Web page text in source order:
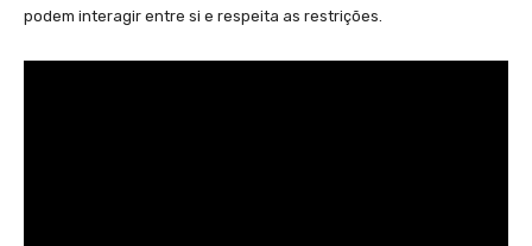
podem interagir entre si e respeita as restrições.